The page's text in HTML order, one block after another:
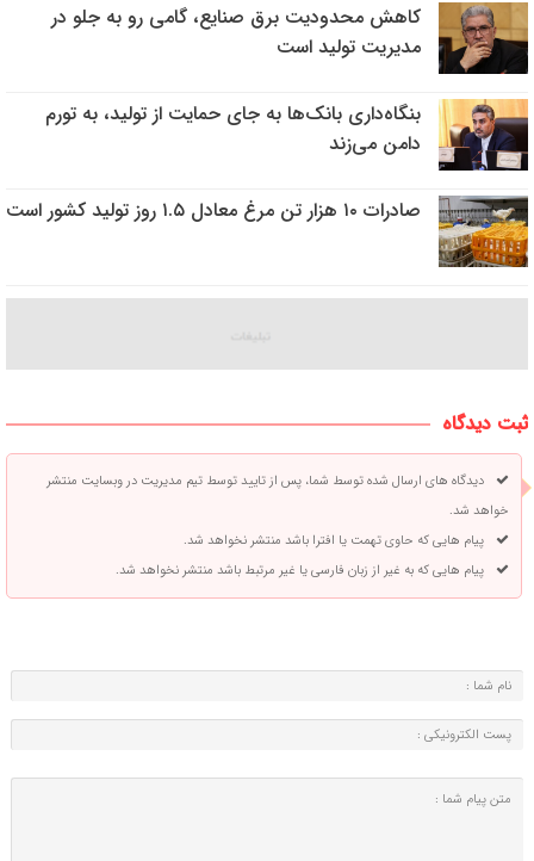
کاهش محدودیت برق صنایع، گامی رو به جلو در
مدیریت تولید است
بنگاه‌داری بانک‌ها به جای حمایت از تولید، به تورم
دامن می‌زند
صادرات ۱۰ هزار تن مرغ معادل ۱.۵ روز تولید کشور است
ثبت دیدگاه
دیدگاه های ارسال شده توسط شما، پس از تایید توسط تیم مدیریت در وبسایت منتشر
خواهد شد.
پیام هایی که حاوی تهمت یا افترا باشد منتشر نخواهد شد.
پیام هایی که به غیر از زبان فارسی یا غیر مرتبط باشد منتشر نخواهد شد.